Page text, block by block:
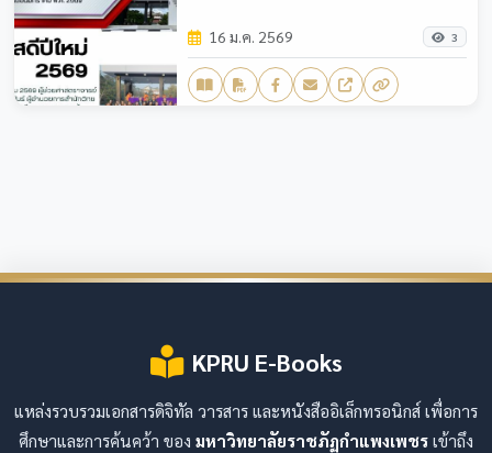
16 ม.ค. 2569 3
KPRU E-Books
แหล่งรวบรวมเอกสารดิจิทัล วารสาร และหนังสืออิเล็กทรอนิกส์ เพื่อการ
ศึกษาและการค้นคว้า ของ มหาวิทยาลัยราชภัฏกำแพงเพชร เข้าถึง